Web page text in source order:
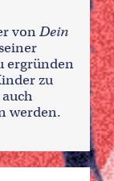
vonDein
ergründen
zu
werden.